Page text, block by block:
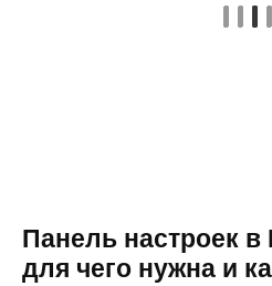
Панель настроек
для чего нужна и